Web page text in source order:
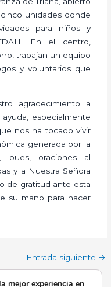
unidades donde
para niños y
En el centro,
trabajan un equipo
y voluntarios que
agradecimiento a
especialmente
nos ha tocado vivir
generada por la
pues, oraciones al
y a Nuestra Señora
de gratitud ante esta
su mano para hacer
Entrada siguiente →
mejor experiencia en